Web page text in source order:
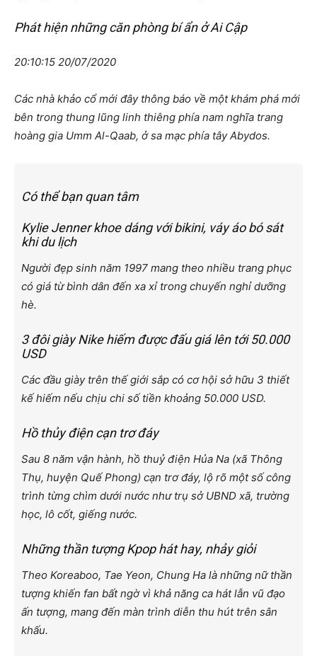
Phát hiện những căn phòng bí ẩn ở Ai Cập
20:10:15 20/07/2020
Các nhà khảo cổ mới đây thông báo về một khám phá mới
bên trong thung lũng linh thiêng phía nam nghĩa trang
hoàng gia Umm Al-Qaab, ở sa mạc phía tây Abydos.
Có thể bạn quan tâm
Kylie Jenner khoe dáng với bikini, váy áo bó sát
khi du lịch
Người đẹp sinh năm 1997 mang theo nhiều trang phục
có giá từ bình dân đến xa xỉ trong chuyến nghỉ dưỡng
hè.
3 đôi giày Nike hiếm được đấu giá lên tới 50.000
USD
Các đầu giày trên thế giới sắp có cơ hội sở hữu 3 thiết
kế hiếm nếu chịu chi số tiền khoảng 50.000 USD.
Hồ thủy điện cạn trơ đáy
Sau 8 năm vận hành, hồ thuỷ điện Hủa Na (xã Thông
Thụ, huyện Quế Phong) cạn trơ đáy, lộ rõ một số công
trình từng chìm dưới nước như trụ sở UBND xã, trường
học, lô cốt, giếng nước.
Những thần tượng Kpop hát hay, nhảy giỏi
Theo Koreaboo, Tae Yeon, Chung Ha là những nữ thần
tượng khiến fan bất ngờ vì khả năng ca hát lẫn vũ đạo
ấn tượng, mang đến màn trình diễn thu hút trên sân
khấu.